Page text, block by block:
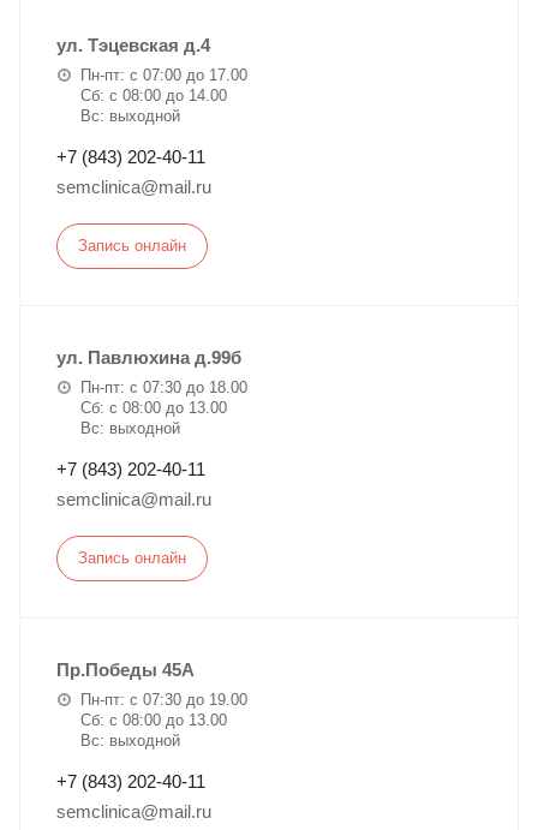
ул. Тэцевская д.4
Пн-пт: с 07:00 до 17.00
Сб: с 08:00 до 14.00
Вс: выходной
+7 (843) 202-40-11
semclinica@mail.ru
Запись онлайн
ул. Павлюхина д.99б
Пн-пт: с 07:30 до 18.00
Сб: с 08:00 до 13.00
Вс: выходной
+7 (843) 202-40-11
semclinica@mail.ru
Запись онлайн
Пр.Победы 45А
Пн-пт: с 07:30 до 19.00
Сб: с 08:00 до 13.00
Вс: выходной
+7 (843) 202-40-11
semclinica@mail.ru